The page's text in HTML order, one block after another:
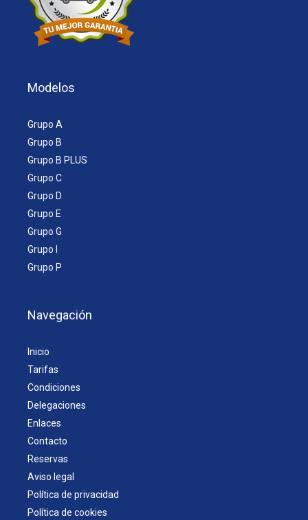
Modelos
Grupo A
Grupo B
Grupo B PLUS
Grupo C
Grupo D
Grupo E
Grupo G
Grupo I
Grupo P
Navegación
Inicio
Tarifas
Condiciones
Delegaciones
Enlaces
Contacto
Reservas
Aviso legal
Política de privacidad
Política de cookies